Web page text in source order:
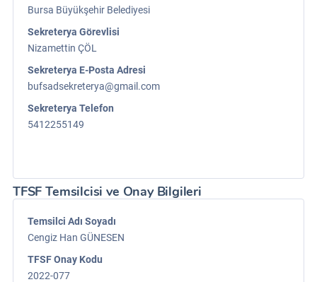
Bursa Büyükşehir Belediyesi
Sekreterya Görevlisi
Nizamettin ÇÖL
Sekreterya E-Posta Adresi
bufsadsekreterya@gmail.com
Sekreterya Telefon
5412255149
TFSF Temsilcisi ve Onay Bilgileri
Temsilci Adı Soyadı
Cengiz Han GÜNESEN
TFSF Onay Kodu
2022-077